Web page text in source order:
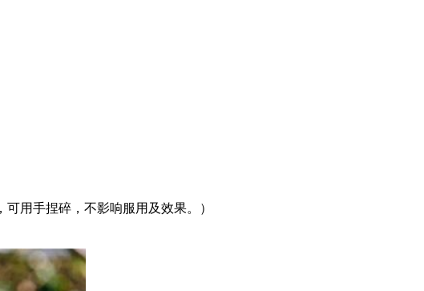
用手捏碎，不影响服用及效果。）